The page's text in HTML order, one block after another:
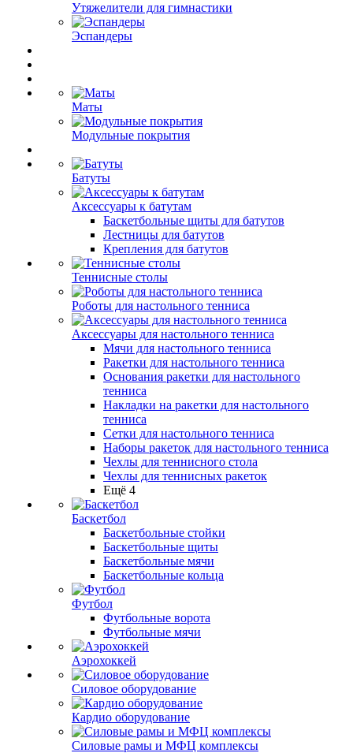
Утяжелители для гимнастики
Эспандеры
Маты
Модульные покрытия
Батуты
Аксессуары к батутам
Баскетбольные щиты для батутов
Лестницы для батутов
Крепления для батутов
Теннисные столы
Роботы для настольного тенниса
Аксессуары для настольного тенниса
Мячи для настольного тенниса
Ракетки для настольного тенниса
Основания ракетки для настольного
тенниса
Накладки на ракетки для настольного
тенниса
Сетки для настольного тенниса
Наборы ракеток для настольного тенниса
Чехлы для теннисного стола
Чехлы для теннисных ракеток
Ещё 4
Баскетбол
Баскетбольные стойки
Баскетбольные щиты
Баскетбольные мячи
Баскетбольные кольца
Футбол
Футбольные ворота
Футбольные мячи
Аэрохоккей
Силовое оборудование
Кардио оборудование
Силовые рамы и МФЦ комплексы